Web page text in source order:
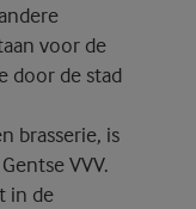
voor de
door de stad
brasserie, is
VVV.
in de